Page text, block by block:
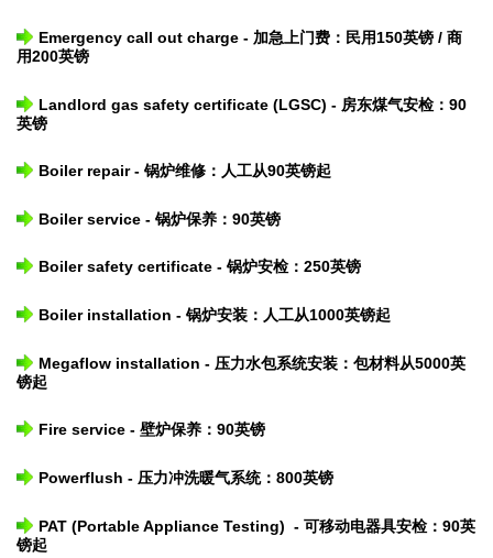
Emergency call out charge - 加急上门费：民用150英镑 / 商
用200英镑
Landlord gas safety certificate (LGSC) - 房东煤气安检：90
英镑
Boiler repair - 锅炉维修：人工从90英镑起
Boiler service - 锅炉保养：90英镑
Boiler safety certificate - 锅炉安检：250英镑
Boiler installation - 锅炉安装：人工从1000英镑起
Megaflow installation - 压力水包系统安装：包材料从5000英
镑起
Fire service - 壁炉保养：90英镑
Powerflush - 压力冲洗暖气系统：800英镑
PAT (Portable Appliance Testing) - 可移动电器具安检：90英
镑起